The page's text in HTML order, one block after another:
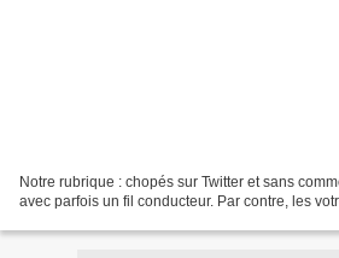
Notre rubrique : chopés sur Twitter et sans
avec parfois un fil conducteur. Par contre, les